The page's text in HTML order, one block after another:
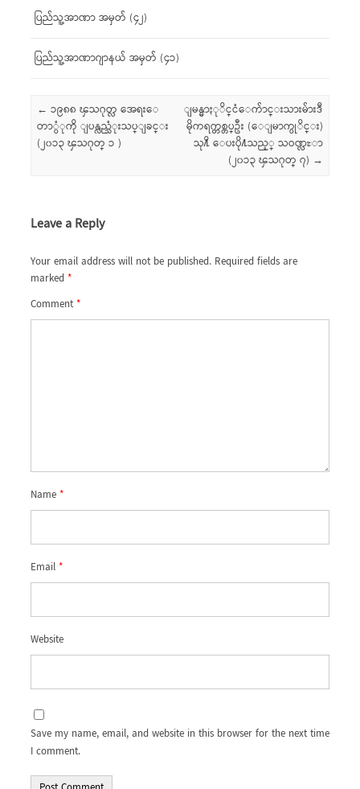
ပြည်သူ့အာဏာ အမှတ် (၄၂)
ပြည်သူ့အာဏာဂျာနယ် အမှတ် (၄၁)
Post navigation
← ၁၉၈၈ ၾသဂုတ္လ အေရးေ
တာ္ပံုကို ျပန္လည္သံုးသပ္ျခင္း
(၂၀၁၃ ၾသဂုတ္ ၁ )
ျမန္မာႏုိင္ငံေက်ာင္းသားမ်ားဒီ
မိုကရက္တစ္တပ္ဦး (ေျမာက္ပုိင္း)
သု႔ိ ေပးပို႔သည့္ သဝဏ္လႊာ
(၂၀၁၃ ၾသဂုတ္ ၇) →
Leave a Reply
Your email address will not be published. Required fields are
marked*
Comment*
Name*
Email*
Website
Save my name, email, and website in this browser for the next time
I comment.